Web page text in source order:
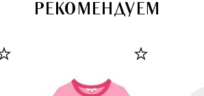
РЕКОМЕНДУЕМ